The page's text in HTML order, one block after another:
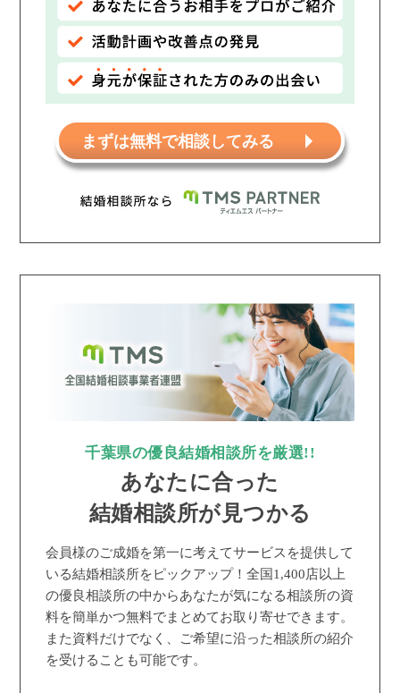
まずは無料で相談してみる
千葉県の優良結婚相談所を厳選!!
あなたに合った
結婚相談所が見つかる
会員様のご成婚を第一に考えてサービスを提供して
いる結婚相談所をピックアップ！全国1,400店以上
の優良相談所の中からあなたが気になる相談所の資
料を簡単かつ無料でまとめてお取り寄せできます。
また資料だけでなく、ご希望に沿った相談所の紹介
を受けることも可能です。